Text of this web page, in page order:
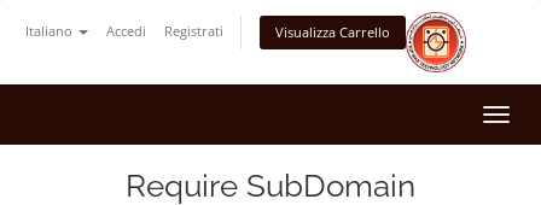
Italiano Accedi Registrati Visualizza Carrello
Require SubDomain